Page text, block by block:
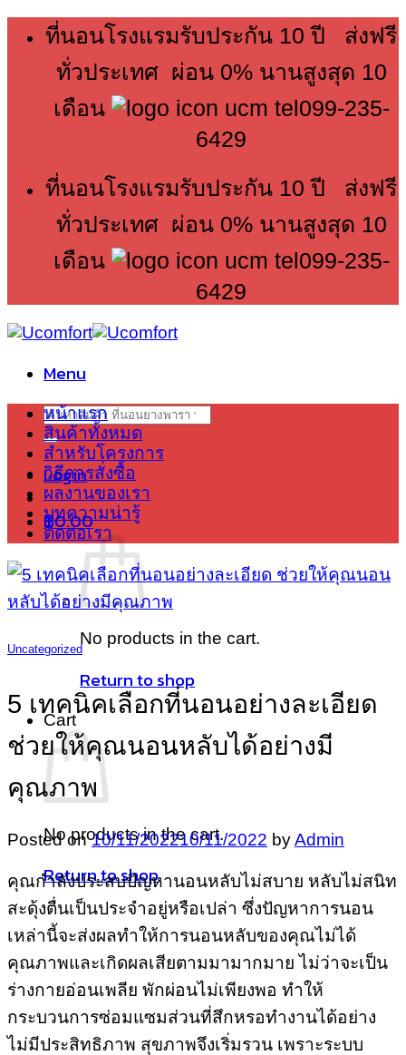
content
ที่นอนโรงแรมรับประกัน 10 ปี ส่งฟรี
ทั่วประเทศ ผ่อน 0% นานสูงสุด 10
เดือน
099-235-
6429
ที่นอนโรงแรมรับประกัน 10 ปี ส่งฟรี
ทั่วประเทศ ผ่อน 0% นานสูงสุด 10
เดือน
099-235-
6429
Menu
Search
for:
Login
฿0.00
No products in the cart.
Return to shop
Cart
No products in the cart.
Return to shop
หน้าแรก
สินค้าทั้งหมด
สำหรับโครงการ
วิธีการสั่งซื้อ
ผลงานของเรา
บทความน่ารู้
ติดต่อเรา
Uncategorized
5 เทคนิคเลือกที่นอนอย่างละเอียด
ช่วยให้คุณนอนหลับได้อย่างมี
คุณภาพ
Posted on10/11/202210/11/2022 byAdmin
คุณกำลังประสบปัญหานอนหลับไม่สบาย หลับไม่สนิท
สะดุ้งตื่นเป็นประจำอยู่หรือเปล่า ซึ่งปัญหาการนอน
เหล่านี้จะส่งผลทำให้การนอนหลับของคุณไม่ได้
คุณภาพและเกิดผลเสียตามมามากมาย ไม่ว่าจะเป็น
ร่างกายอ่อนเพลีย พักผ่อนไม่เพียงพอ ทำให้
กระบวนการซ่อมแซมส่วนที่สึกหรอทำงานได้อย่าง
ไม่มีประสิทธิภาพ สุขภาพจึงเริ่มรวน เพราะระบบ